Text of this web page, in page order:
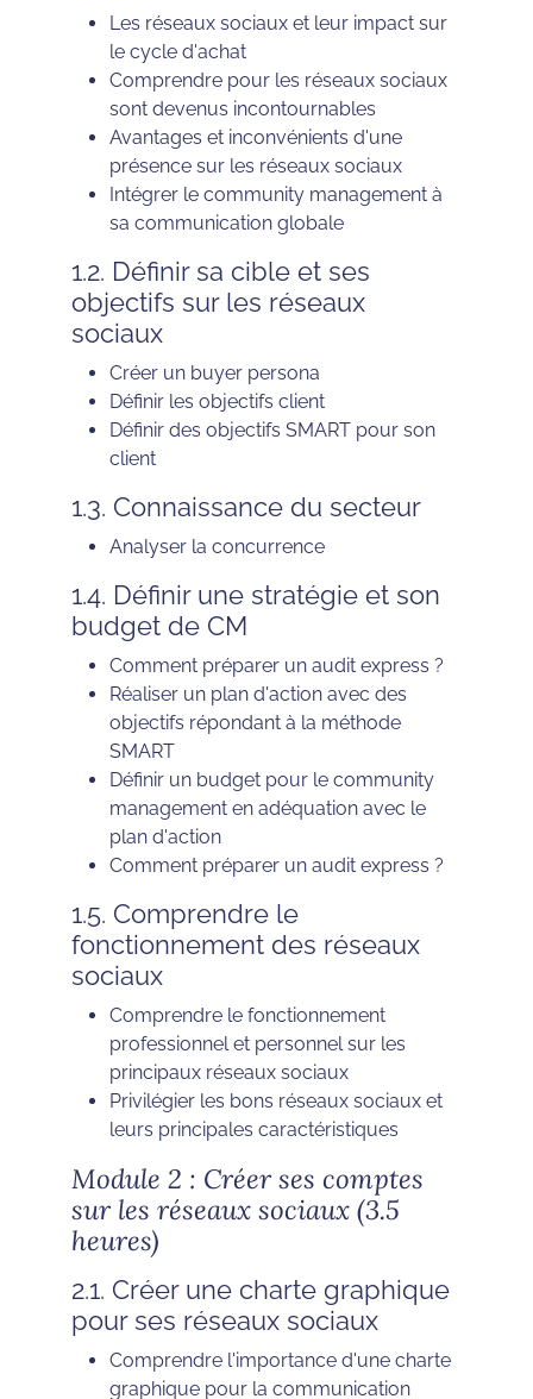
Les réseaux sociaux et leur impact sur
le cycle d'achat
Comprendre pour les réseaux sociaux
sont devenus incontournables
Avantages et inconvénients d'une
présence sur les réseaux sociaux
Intégrer le community management à
sa communication globale
1.2. Définir sa cible et ses
objectifs sur les réseaux
sociaux
Créer un buyer persona
Définir les objectifs client
Définir des objectifs SMART pour son
client
1.3. Connaissance du secteur
Analyser la concurrence
1.4. Définir une stratégie et son
budget de CM
Comment préparer un audit express ?
Réaliser un plan d'action avec des
objectifs répondant à la méthode
SMART
Définir un budget pour le community
management en adéquation avec le
plan d'action
Comment préparer un audit express ?
1.5. Comprendre le
fonctionnement des réseaux
sociaux
Comprendre le fonctionnement
professionnel et personnel sur les
principaux réseaux sociaux
Privilégier les bons réseaux sociaux et
leurs principales caractéristiques
Module 2 : Créer ses comptes
sur les réseaux sociaux (3.5
heures)
2.1. Créer une charte graphique
pour ses réseaux sociaux
Comprendre l'importance d'une charte
graphique pour la communication